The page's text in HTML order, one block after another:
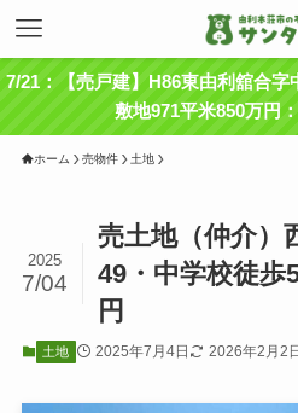
7/21：【売戸建】H86東由利舘合
敷地971平米850万円
ホーム 売物件 土地
売土地（仲介）
49・中学校徒歩
円
2025
7/04
土地 2025年7月4日 2026年2月2日